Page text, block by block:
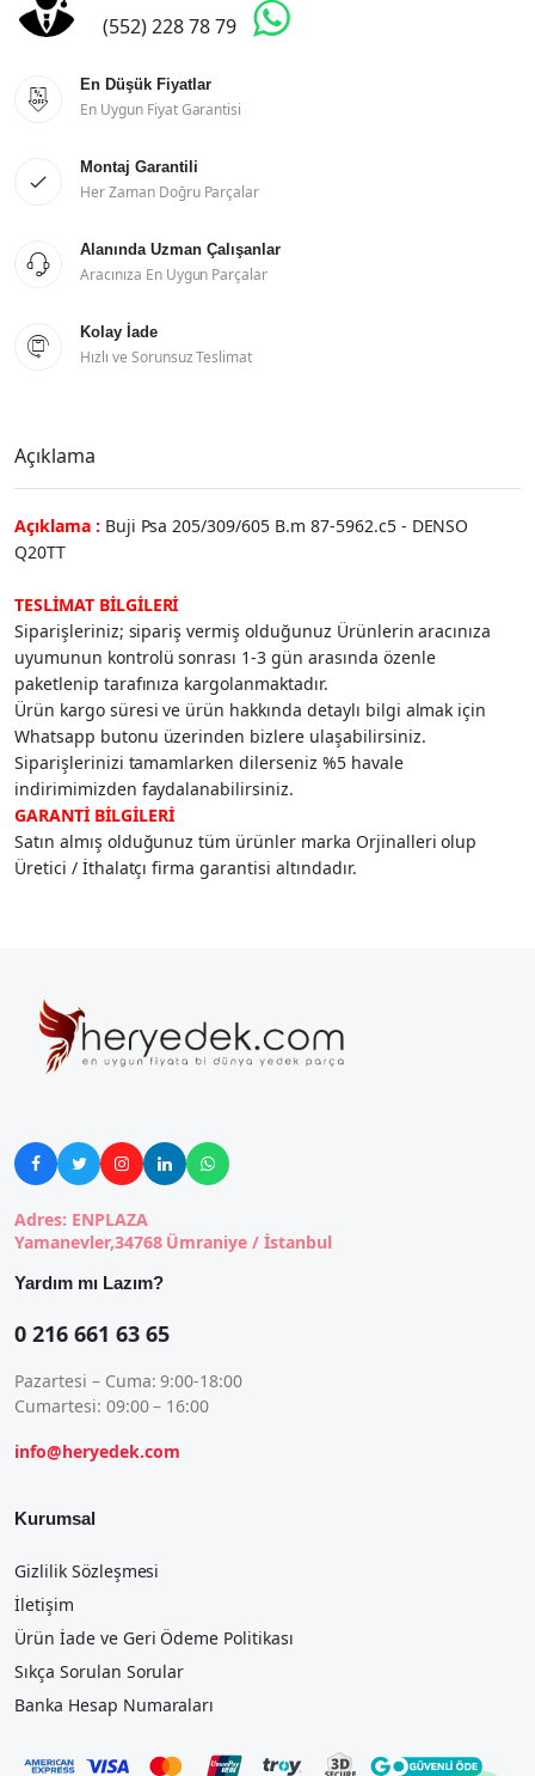
(552) 228 78 79 

En Düşük Fiyatlar
En Uygun Fiyat Garantisi

Montaj Garantili
Her Zaman Doğru Parçalar

Alanında Uzman Çalışanlar
Aracınıza En Uygun Parçalar

Kolay İade
Hızlı ve Sorunsuz Teslimat
Açıklama
Açıklama : Buji Psa 205/309/605 B.m 87-5962.c5 - DENSO
Q20TT
TESLİMAT BİLGİLERİ
Siparişleriniz; sipariş vermiş olduğunuz Ürünlerin aracınıza
uyumunun kontrolü sonrası 1-3 gün arasında özenle
paketlenip tarafınıza kargolanmaktadır.
Ürün kargo süresi ve ürün hakkında detaylı bilgi almak için
Whatsapp butonu üzerinden bizlere ulaşabilirsiniz.
Siparişlerinizi tamamlarken dilerseniz %5 havale
indirimimizden faydalanabilirsiniz.
GARANTİ BİLGİLERİ
Satın almış olduğunuz tüm ürünler marka Orjinalleri olup
Üretici / İthalatçı firma garantisi altındadır.
    
Adres: ENPLAZA
Yamanevler,34768 Ümraniye / İstanbul
Yardım mı Lazım?
0 216 661 63 65
Pazartesi – Cuma: 9:00-18:00
Cumartesi: 09:00 – 16:00
info@heryedek.com
Kurumsal
Gizlilik Sözleşmesi
İletişim
Ürün İade ve Geri Ödeme Politikası
Sıkça Sorulan Sorular
Banka Hesap Numaraları